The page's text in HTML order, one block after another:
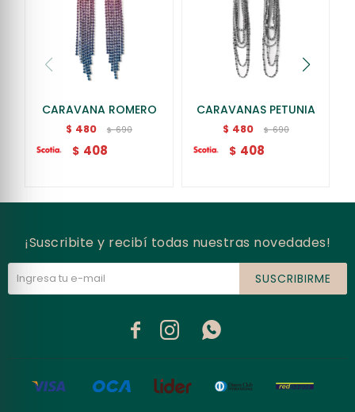
CARAVANA ROMERO
$ 480 $ 690
$ 408
CARAVANAS PETUNIA
$ 480 $ 690
$ 408
¡Suscribite y recibí todas nuestras novedades!
SUSCRIBIRME
  